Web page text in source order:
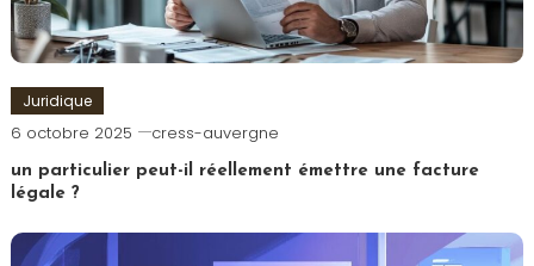
Juridique
6 octobre 2025 cress-auvergne
un particulier peut-il réellement émettre une facture
légale ?